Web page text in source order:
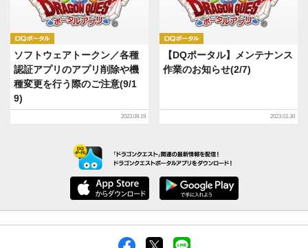
ソフトウェアトークン／各種
認証アプリのアプリ削除や機
種変更を行う際のご注意(9/1
9)
2023.09.19
【DQポータル】メンテナンス
作業のお知らせ(2/7)
2023.01.30